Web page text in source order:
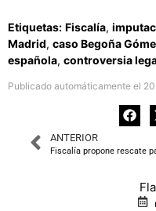
Etiquetas: Fiscalía,
Madrid, caso Begoña
española, controversia
Publicado automáticamente el
ANTERIOR